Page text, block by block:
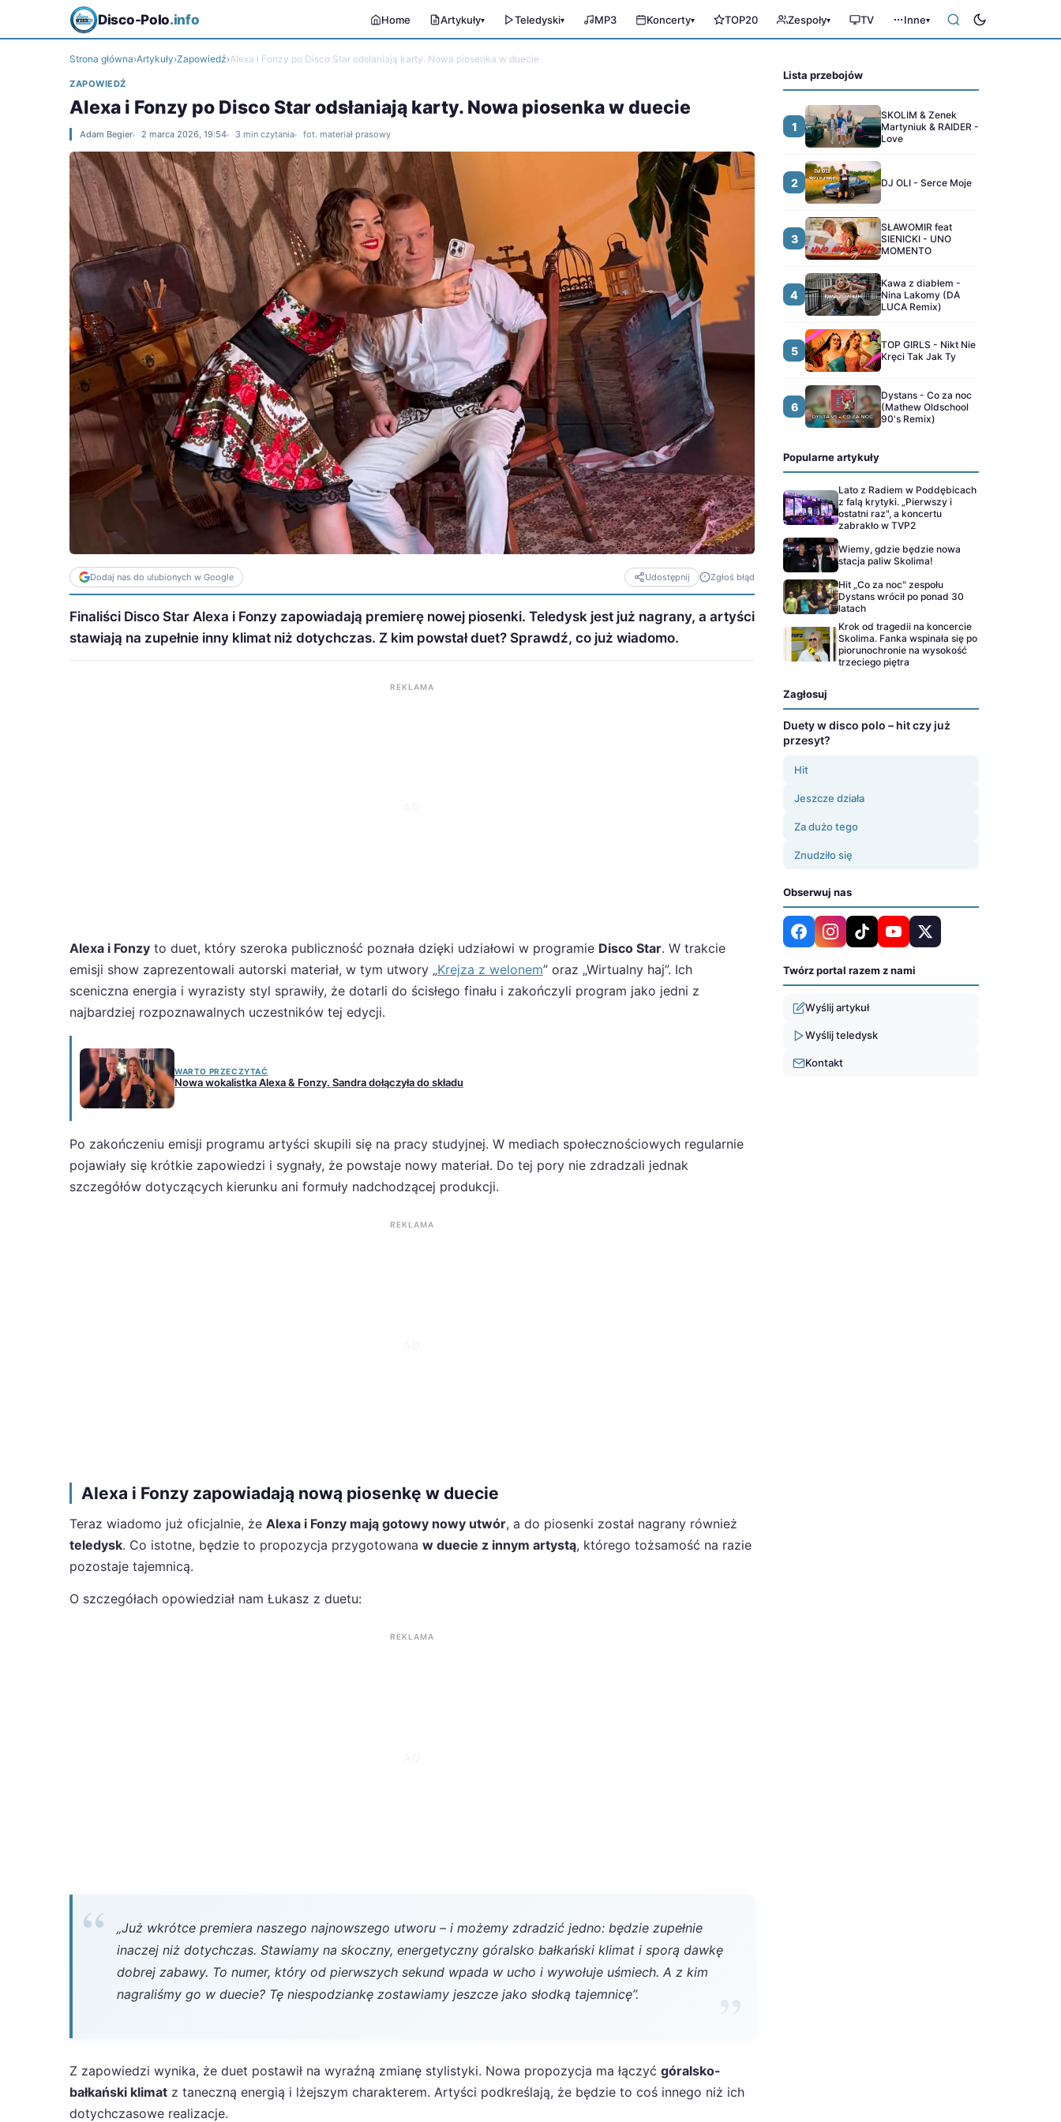
Disco-Polo.info Home Artykuły▾ Teledyski▾ MP3 Koncerty▾ TOP20 Zespoły▾ TV Inne▾
Strona główna›Artykuły›Zapowiedź›Alexa i Fonzy po Disco Star odsłaniają karty. Nowa piosenka w duecie
ZAPOWIEDŹ
Alexa i Fonzy po Disco Star odsłaniają karty. Nowa piosenka w duecie
Adam Begier 2 marca 2026, 19:54 3 min czytania fot. materiał prasowy
Dodaj nas do ulubionych w Google Udostępnij Zgłoś błąd
Finaliści Disco Star Alexa i Fonzy zapowiadają premierę nowej piosenki. Teledysk jest już nagrany, a artyści
stawiają na zupełnie inny klimat niż dotychczas. Z kim powstał duet? Sprawdź, co już wiadomo.
REKLAMA
Alexa i Fonzy to duet, który szeroka publiczność poznała dzięki udziałowi w programie Disco Star. W trakcie
emisji show zaprezentowali autorski materiał, w tym utwory „Krejza z welonem” oraz „Wirtualny haj”. Ich
sceniczna energia i wyrazisty styl sprawiły, że dotarli do ścisłego finału i zakończyli program jako jedni z
najbardziej rozpoznawalnych uczestników tej edycji.
WARTO PRZECZYTAĆ
Nowa wokalistka Alexa & Fonzy. Sandra dołączyła do składu
Po zakończeniu emisji programu artyści skupili się na pracy studyjnej. W mediach społecznościowych regularnie
pojawiały się krótkie zapowiedzi i sygnały, że powstaje nowy materiał. Do tej pory nie zdradzali jednak
szczegółów dotyczących kierunku ani formuły nadchodzącej produkcji.
REKLAMA
Alexa i Fonzy zapowiadają nową piosenkę w duecie
Teraz wiadomo już oficjalnie, że Alexa i Fonzy mają gotowy nowy utwór, a do piosenki został nagrany również
teledysk. Co istotne, będzie to propozycja przygotowana w duecie z innym artystą, którego tożsamość na razie
pozostaje tajemnicą.
O szczegółach opowiedział nam Łukasz z duetu:
REKLAMA
„Już wkrótce premiera naszego najnowszego utworu – i możemy zdradzić jedno: będzie zupełnie
inaczej niż dotychczas. Stawiamy na skoczny, energetyczny góralsko bałkański klimat i sporą dawkę
dobrej zabawy. To numer, który od pierwszych sekund wpada w ucho i wywołuje uśmiech. A z kim
nagraliśmy go w duecie? Tę niespodziankę zostawiamy jeszcze jako słodką tajemnicę”.
Z zapowiedzi wynika, że duet postawił na wyraźną zmianę stylistyki. Nowa propozycja ma łączyć góralsko-
bałkański klimat z taneczną energią i lżejszym charakterem. Artyści podkreślają, że będzie to coś innego niż ich
dotychczasowe realizacje.
Lista przebojów
1
SKOLIM & Zenek
Martyniuk & RAIDER -
Love
2 DJ OLI - Serce Moje
3
SŁAWOMIR feat
SIENICKI - UNO
MOMENTO
4
Kawa z diabłem -
Nina Lakomy (DA
LUCA Remix)
5
TOP GIRLS - Nikt Nie
Kręci Tak Jak Ty
6
Dystans - Co za noc
(Mathew Oldschool
90's Remix)
Popularne artykuły
Lato z Radiem w Poddębicach
z falą krytyki. „Pierwszy i
ostatni raz", a koncertu
zabrakło w TVP2
Wiemy, gdzie będzie nowa
stacja paliw Skolima!
Hit „Co za noc" zespołu
Dystans wrócił po ponad 30
latach
Krok od tragedii na koncercie
Skolima. Fanka wspinała się po
piorunochronie na wysokość
trzeciego piętra
Zagłosuj
Duety w disco polo – hit czy już
przesyt?
Hit
Jeszcze działa
Za dużo tego
Znudziło się
Obserwuj nas
Twórz portal razem z nami
Wyślij artykuł
Wyślij teledysk
Kontakt